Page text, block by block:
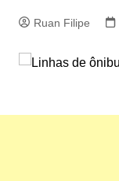
Ruan Filipe